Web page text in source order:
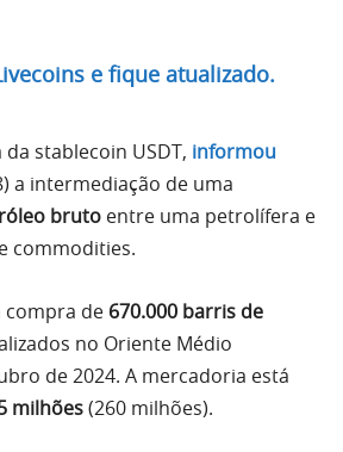
e fique atualizado.
stablecoin USDT, informou
a intermediação de uma
bruto entre uma petrolífera e
commodities.
compra de 670.000 barris de
no Oriente Médio
de 2024. A mercadoria está
milhões(260 milhões).